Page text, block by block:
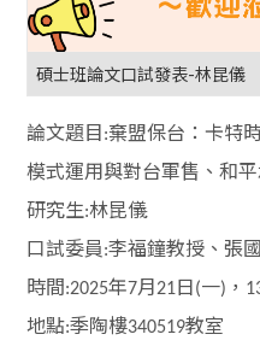
碩士班論文口試發表-林昆儀
論文題目:棄盟保台：卡特
模式運用與對台軍售、和
研究生:林昆儀
口試委員:李福鐘教授、張
時間:2025年7月21日(一) ，
地點:季陶樓340519教室